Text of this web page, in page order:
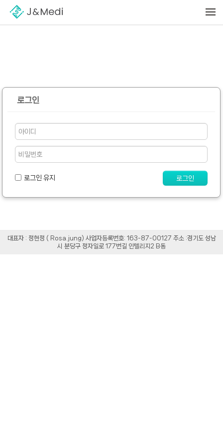
로그인
로그인 유지
대표자 : 정현정 ( Rosa.jung) 사업자등록번호: 163-87-00127 주소 :경기도 성남
시 분당구 정자일로 177번길 인텔리지2 B동